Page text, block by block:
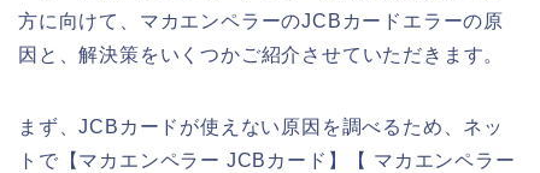
方に向けて、マカエンペラーのJCBカードエラーの原
因と、解決策をいくつかご紹介させていただきます。
まず、JCBカードが使えない原因を調べるため、ネッ
トで【マカエンペラー JCBカード】【 マカエンペラー